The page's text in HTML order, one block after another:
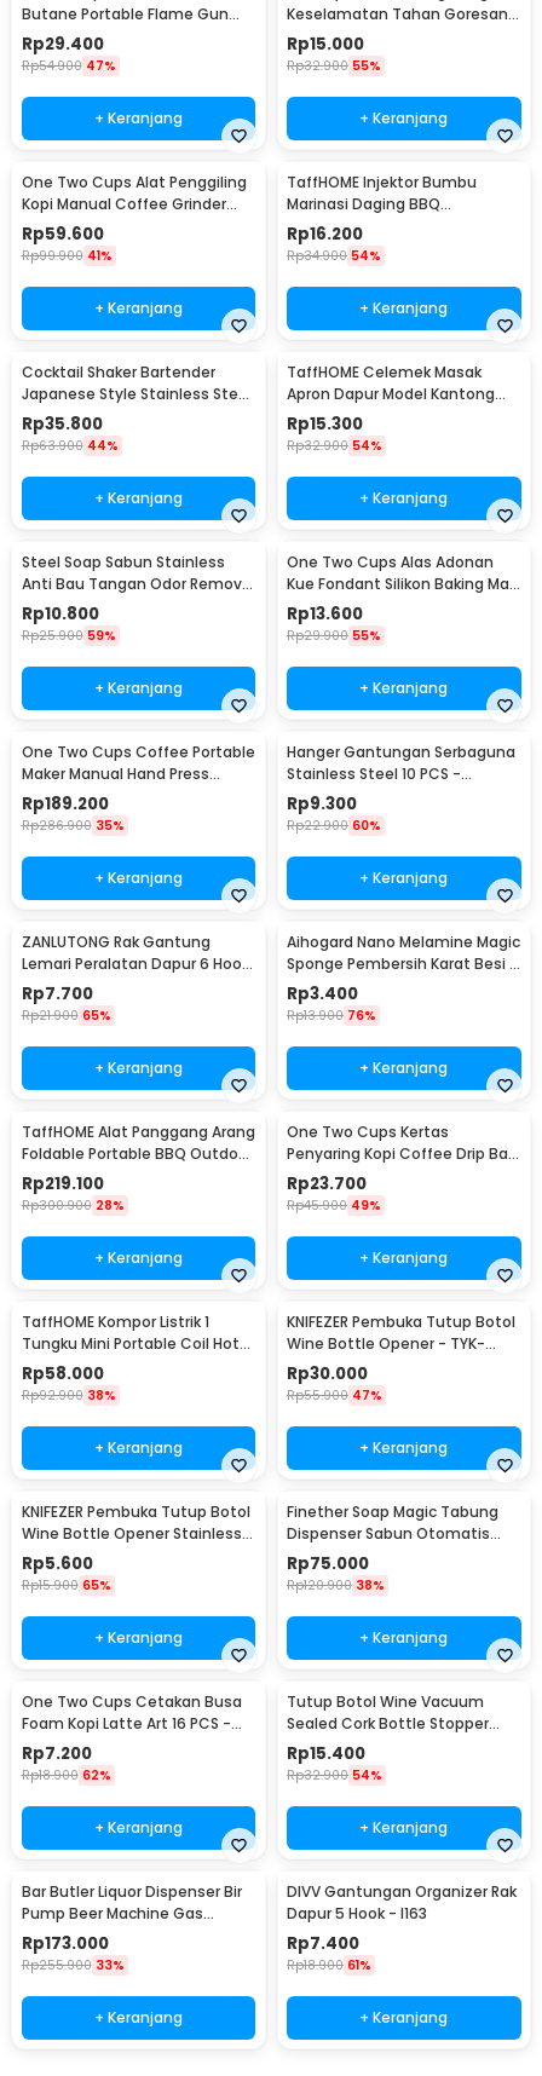
Butane Portable Flame Gun
Adjustable - 807
Rp29.400
Rp54.900 47%
+ Keranjang
Keselamatan Tahan Goresan
Pisau - EN388
Rp15.000
Rp32.900 55%
+ Keranjang
One Two Cups Alat Penggiling
Kopi Manual Coffee Grinder
Portable - WFCG9800
Rp59.600
Rp99.900 41%
+ Keranjang
TaffHOME Injektor Bumbu
Marinasi Daging BBQ
Seasoning Injector - HC117
Rp16.200
Rp34.900 54%
+ Keranjang
Cocktail Shaker Bartender
Japanese Style Stainless Steel
200ml
Rp35.800
Rp63.900 44%
+ Keranjang
TaffHOME Celemek Masak
Apron Dapur Model Kantong
Pola Spatula - JJ41
Rp15.300
Rp32.900 54%
+ Keranjang
Steel Soap Sabun Stainless
Anti Bau Tangan Odor Remove
- HW071
Rp10.800
Rp25.900 59%
+ Keranjang
One Two Cups Alas Adonan
Kue Fondant Silikon Baking Mat
Anti Slip - JJ3873
Rp13.600
Rp29.900 55%
+ Keranjang
One Two Cups Coffee Portable
Maker Manual Hand Press
Espresso 300ml - T35066
Rp189.200
Rp286.900 35%
+ Keranjang
Hanger Gantungan Serbaguna
Stainless Steel 10 PCS -
M127105
Rp9.300
Rp22.900 60%
+ Keranjang
ZANLUTONG Rak Gantung
Lemari Peralatan Dapur 6 Hook
Besi - 2137
Rp7.700
Rp21.900 65%
+ Keranjang
Aihogard Nano Melamine Magic
Sponge Pembersih Karat Besi -
CW62
Rp3.400
Rp13.900 76%
+ Keranjang
TaffHOME Alat Panggang Arang
Foldable Portable BBQ Outdoor
Grill Stove - HWSK77
Rp219.100
Rp300.900 28%
+ Keranjang
One Two Cups Kertas
Penyaring Kopi Coffee Drip Bag
Paper Filter 50PCS - T111
Rp23.700
Rp45.900 49%
+ Keranjang
TaffHOME Kompor Listrik 1
Tungku Mini Portable Coil Hot
Plate 500W - C1-1000-03
Rp58.000
Rp92.900 38%
+ Keranjang
KNIFEZER Pembuka Tutup Botol
Wine Bottle Opener - TYK-
074B
Rp30.000
Rp55.900 47%
+ Keranjang
KNIFEZER Pembuka Tutup Botol
Wine Bottle Opener Stainless
Steel - WS01
Rp5.600
Rp15.900 65%
+ Keranjang
Finether Soap Magic Tabung
Dispenser Sabun Otomatis
400ml - AD-03
Rp75.000
Rp120.900 38%
+ Keranjang
One Two Cups Cetakan Busa
Foam Kopi Latte Art 16 PCS -
JJYE01
Rp7.200
Rp18.900 62%
+ Keranjang
Tutup Botol Wine Vacuum
Sealed Cork Bottle Stopper
Stainless Steel - G94529
Rp15.400
Rp32.900 54%
+ Keranjang
Bar Butler Liquor Dispenser Bir
Pump Beer Machine Gas
Station 900ml - P-36
Rp173.000
Rp255.900 33%
+ Keranjang
DIVV Gantungan Organizer Rak
Dapur 5 Hook - I163
Rp7.400
Rp18.900 61%
+ Keranjang